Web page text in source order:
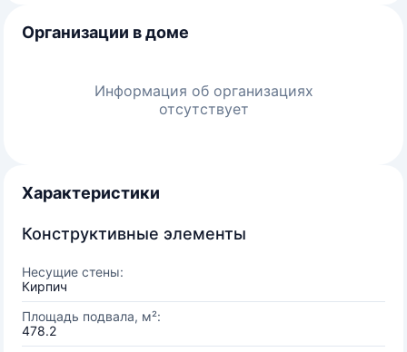
Организации в доме
Информация об организациях
отсутствует
Характеристики
Конструктивные элементы
Несущие стены:
Кирпич
Площадь подвала, м²:
478.2